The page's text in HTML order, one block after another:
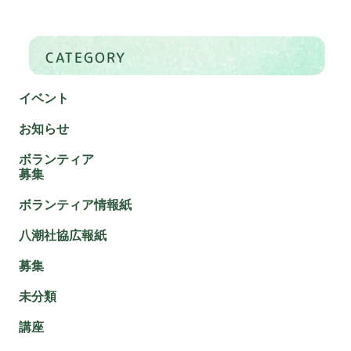
CATEGORY
イベント
お知らせ
ボランティア
募集
ボランティア情報紙
八潮社協広報紙
募集
未分類
講座